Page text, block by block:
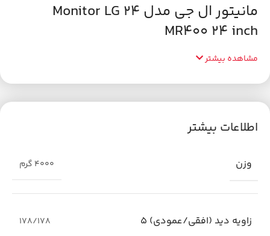
مانیتور ال جی مدل Monitor LG 24
MR400 24 inch
مشاهده بیشتر
اطلاعات بیشتر
وزن 4000 گرم
زاویه دید (افقی/عمودی) 5 178/178